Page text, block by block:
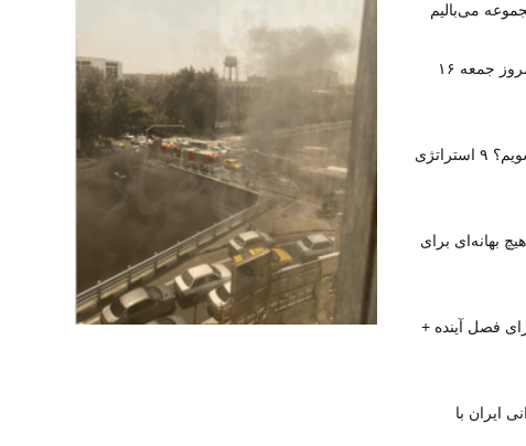
می‌بالیم
پخش زنده برنامه‌های ورزشی امروز جمعه ۱۶
چگونه در فارکس کال‌مارجین نشویم؟ ۹ استراتژی
بهانه‌ای برای
فصل آینده +
ایران با